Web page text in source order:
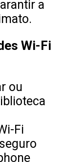
a
Wi-Fi
ou
Fi